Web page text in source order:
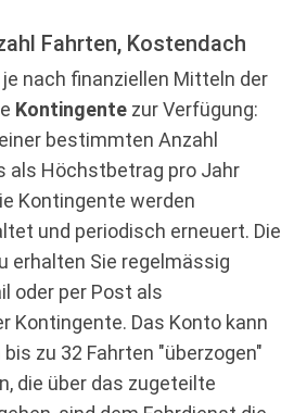
Fahrten, Kostendach
nach finanziellen Mitteln der
Kontingente zur Verfügung:
bestimmten Anzahl
als Höchstbetrag pro Jahr
Kontingente werden
und periodisch erneuert. Die
erhalten Sie regelmässig
oder per Post als
Kontingente. Das Konto kann
zu 32 Fahrten "überzogen"
die über das zugeteilte